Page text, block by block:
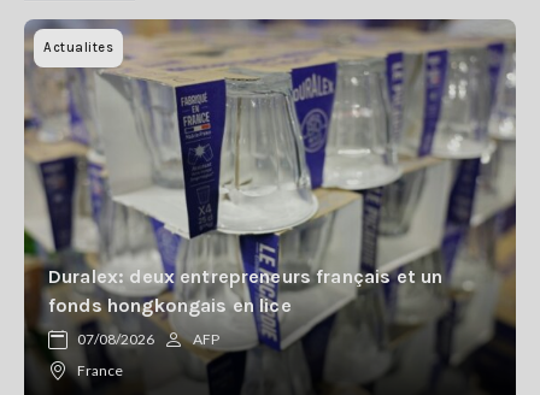
Se
connecter
S'abonner
Actualites
Duralex: deux entrepreneurs français et un
fonds hongkongais en lice
07/08/2026
AFP
France